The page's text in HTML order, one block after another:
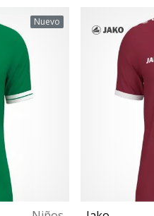
Nuevo